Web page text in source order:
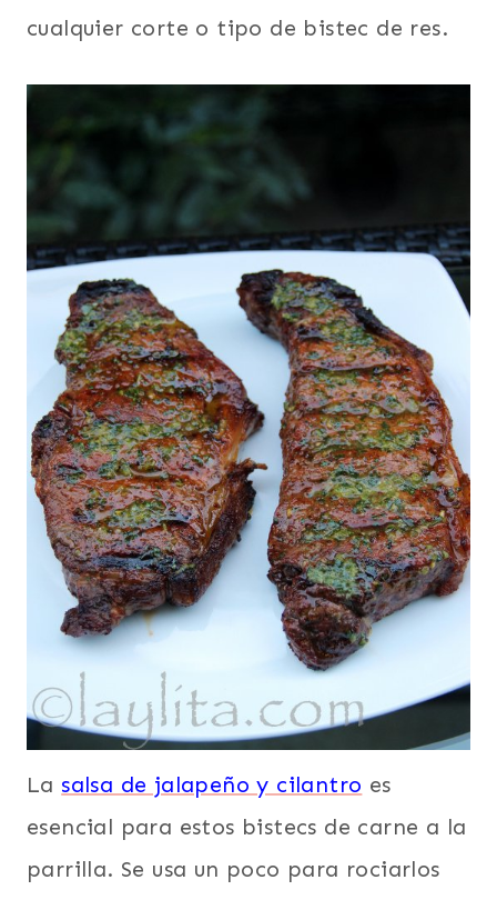
cualquier corte o tipo de bistec de res.
La salsa de jalapeño y cilantro es
esencial para estos bistecs de carne a la
parrilla. Se usa un poco para rociarlos